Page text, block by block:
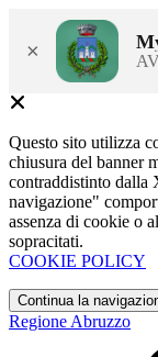
×
Questo sito utilizza
chiusura del banner
contraddistinto dalla
navigazione"
assenza di cookie o
sopracitati.
COOKIE POLICY
Continua la
Regione Abruzzo